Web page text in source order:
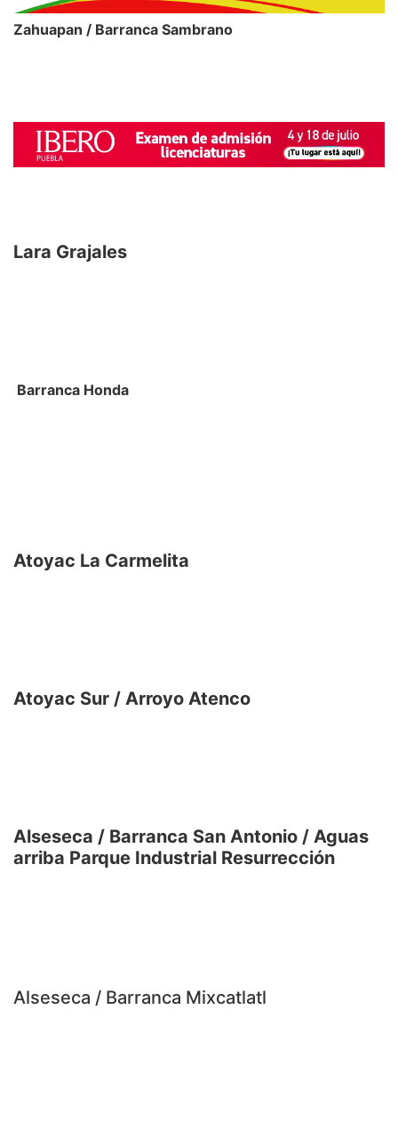
Zahuapan / Barranca Sambrano
Lara Grajales
Barranca Honda
Atoyac La Carmelita
Atoyac Sur / Arroyo Atenco
Alseseca / Barranca San Antonio / Aguas
arriba Parque Industrial Resurrección
Alseseca / Barranca Mixcatlatl